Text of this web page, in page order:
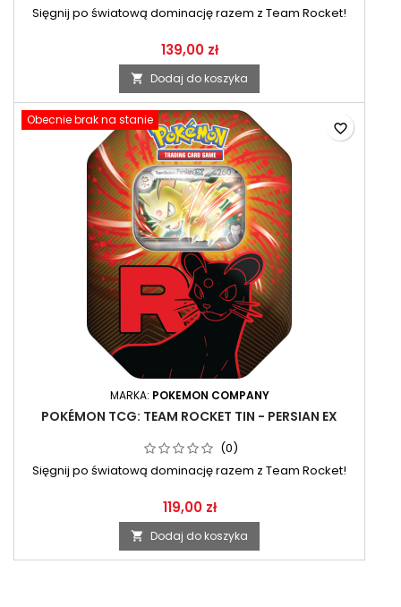
Sięgnij po światową dominację razem z Team Rocket!
139,00 zł
 Dodaj do koszyka
Obecnie brak na stanie
MARKA: POKEMON COMPANY
POKÉMON TCG: TEAM ROCKET TIN - PERSIAN EX
(0)
Sięgnij po światową dominację razem z Team Rocket!
119,00 zł
 Dodaj do koszyka
favorite_border